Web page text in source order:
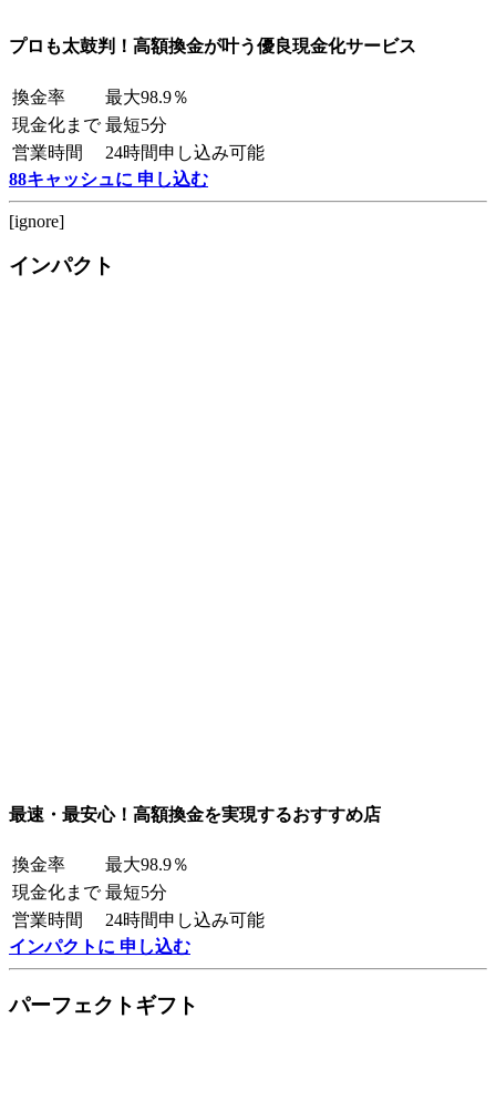
プロも太鼓判！高額換金が叶う優良現金化サービス
換金率
最大98.9％
現金化まで 最短5分
営業時間
24時間申し込み可能
88キャッシュに 申し込む
[ignore]
インパクト
最速・最安心！高額換金を実現するおすすめ店
換金率
最大98.9％
現金化まで 最短5分
営業時間
24時間申し込み可能
インパクトに 申し込む
パーフェクトギフト